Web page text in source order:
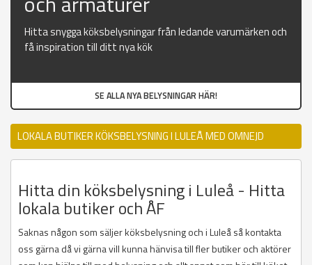
Hitta snygga köksbelysningar från ledande varumärken och
få inspiration till ditt nya kök
SE ALLA NYA BELYSNINGAR HÄR!
LOKALA BUTIKER KÖKSBELYSNING I LULEÅ MED OMNEJD
Hitta din köksbelysning i Luleå - Hitta
lokala butiker och ÅF
Saknas någon som säljer köksbelysning och i Luleå så kontakta
oss gärna då vi gärna vill kunna hänvisa till fler butiker och aktörer